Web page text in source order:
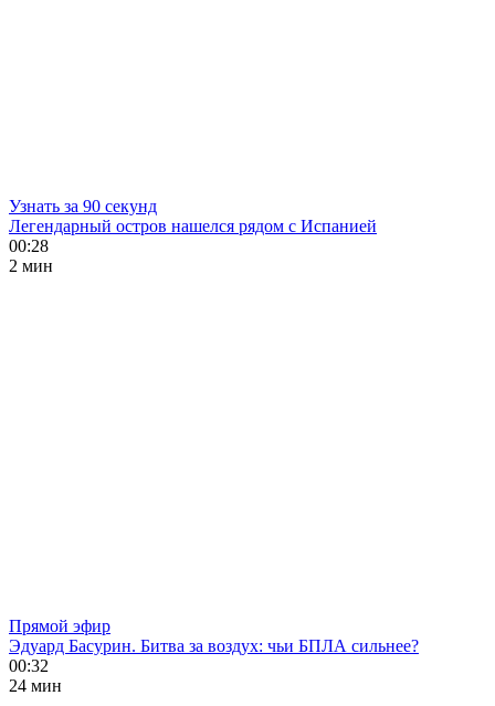
Узнать за 90 секунд
Легендарный остров нашелся рядом с Испанией
00:28
2 мин
Прямой эфир
Эдуард Басурин. Битва за воздух: чьи БПЛА сильнее?
00:32
24 мин